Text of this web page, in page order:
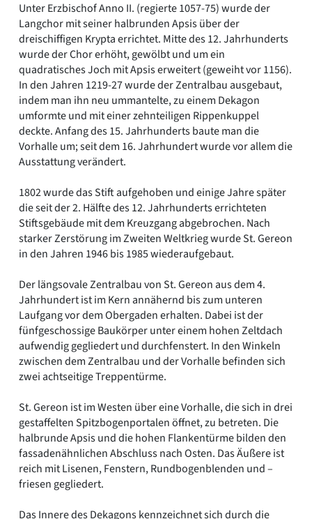
Unter Erzbischof Anno II. (regierte 1057-75) wurde der
Langchor mit seiner halbrunden Apsis über der
dreischiffigen Krypta errichtet. Mitte des 12. Jahrhunderts
wurde der Chor erhöht, gewölbt und um ein
quadratisches Joch mit Apsis erweitert (geweiht vor 1156).
In den Jahren 1219-27 wurde der Zentralbau ausgebaut,
indem man ihn neu ummantelte, zu einem Dekagon
umformte und mit einer zehnteiligen Rippenkuppel
deckte. Anfang des 15. Jahrhunderts baute man die
Vorhalle um; seit dem 16. Jahrhundert wurde vor allem die
Ausstattung verändert.
1802 wurde das Stift aufgehoben und einige Jahre später
die seit der 2. Hälfte des 12. Jahrhunderts errichteten
Stiftsgebäude mit dem Kreuzgang abgebrochen. Nach
starker Zerstörung im Zweiten Weltkrieg wurde St. Gereon
in den Jahren 1946 bis 1985 wiederaufgebaut.
Der längsovale Zentralbau von St. Gereon aus dem 4.
Jahrhundert ist im Kern annähernd bis zum unteren
Laufgang vor dem Obergaden erhalten. Dabei ist der
fünfgeschossige Baukörper unter einem hohen Zeltdach
aufwendig gegliedert und durchfenstert. In den Winkeln
zwischen dem Zentralbau und der Vorhalle befinden sich
zwei achtseitige Treppentürme.
St. Gereon ist im Westen über eine Vorhalle, die sich in drei
gestaffelten Spitzbogenportalen öffnet, zu betreten. Die
halbrunde Apsis und die hohen Flankentürme bilden den
fassadenähnlichen Abschluss nach Osten. Das Äußere ist
reich mit Lisenen, Fenstern, Rundbogenblenden und –
friesen gegliedert.
Das Innere des Dekagons kennzeichnet sich durch die